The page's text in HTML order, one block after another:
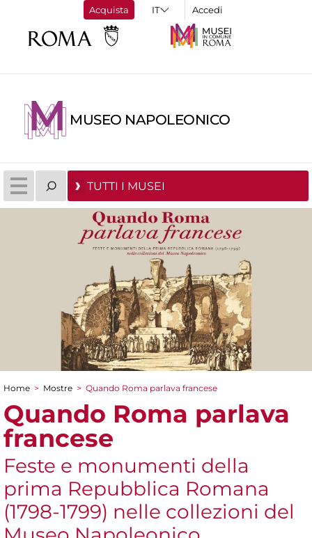
Acquista Accedi
MUSEO NAPOLEONICO
TUTTI I MUSEI
Tu sei qui
Home > Mostre > Quando Roma parlava francese
Quando Roma parlava
francese
Feste e monumenti della
prima Repubblica Romana
(1798-1799) nelle collezioni del